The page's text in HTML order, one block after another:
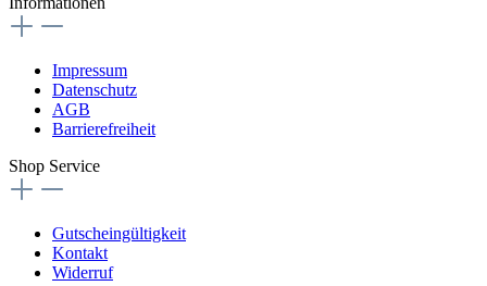
Impressum
Datenschutz
AGB
Barrierefreiheit
Shop Service
Gutscheingültigkeit
Kontakt
Widerruf